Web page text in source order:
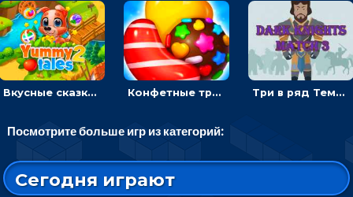
Вкусные сказки 2: переставлять фрукты по три в ряд и кормить животных Конфетные три в ряд: соединять и взрывать одинаковые сладости Три в ряд Темный рыцарь: двигать одинаковых воинов в строй
Посмотрите больше игр из категорий:
Сегодня играют